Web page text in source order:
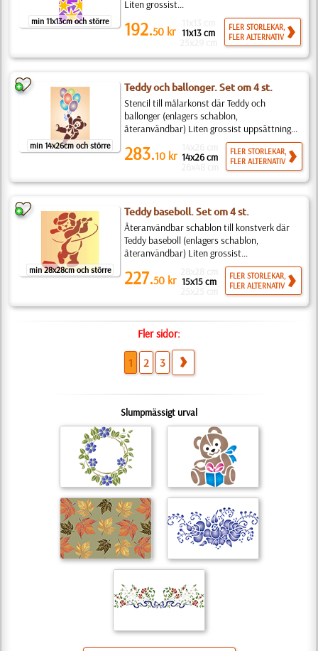
min 11x13cm och större
Liten grossist...
192.50 kr 11x13 cm
FLER STORLEKAR,
FLER ALTERNATIV
min 14x26cm och större
Teddy och ballonger. Set om 4 st.
Stencil till målarkonst där Teddy och
ballonger (enlagers schablon,
återanvändbar) Liten grossist uppsättning...
283.10 kr 14x26 cm
FLER STORLEKAR,
FLER ALTERNATIV
min 28x28cm och större
Teddy baseboll. Set om 4 st.
Återanvändbar schablon till konstverk där
Teddy baseboll (enlagers schablon,
återanvändbar) Liten grossist...
227.50 kr 15x15 cm
FLER STORLEKAR,
FLER ALTERNATIV
Fler sidor:
1 2 3
Slumpmässigt urval